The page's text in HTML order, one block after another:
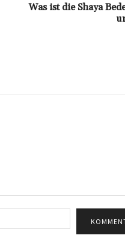
Was ist die Shaya
Mail:*